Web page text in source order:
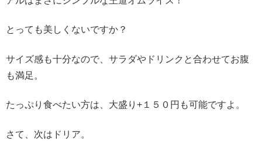
とっても美しくないですか？
サイズ感も十分なので、サラダやドリンクと合わせてお腹
も満足。
たっぷり食べたい方は、大盛り+１５０円も可能ですよ。
さて、次はドリア。